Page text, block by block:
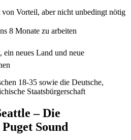
Vorteil, aber nicht unbedingt nötig
8 Monate zu arbeiten
neues Land und neue
18-35 sowie die Deutsche,
Staatsbürgerschaft
– Die
Sound